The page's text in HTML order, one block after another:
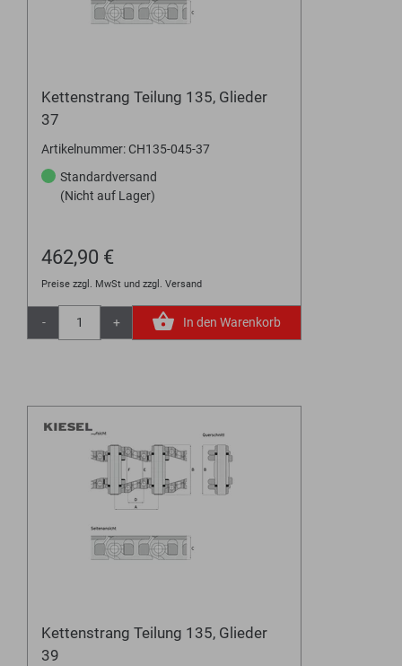
Kettenstrang Teilung 135, Glieder
37
Artikelnummer: CH135-045-37
Standardversand
(Nicht auf Lager)
462,90 €
Preise zzgl. MwSt und zzgl. Versand
- + In den Warenkorb
Kettenstrang Teilung 135, Glieder
39